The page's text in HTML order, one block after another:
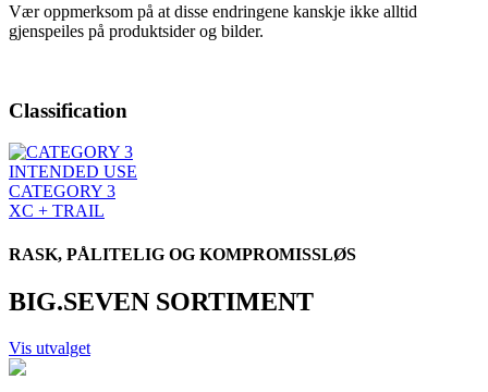
Vær oppmerksom på at disse endringene kanskje ikke alltid
gjenspeiles på produktsider og bilder.
Classification
INTENDED USE
CATEGORY 3
XC + TRAIL
RASK, PÅLITELIG OG KOMPROMISSLØS
BIG.SEVEN SORTIMENT
Vis utvalget